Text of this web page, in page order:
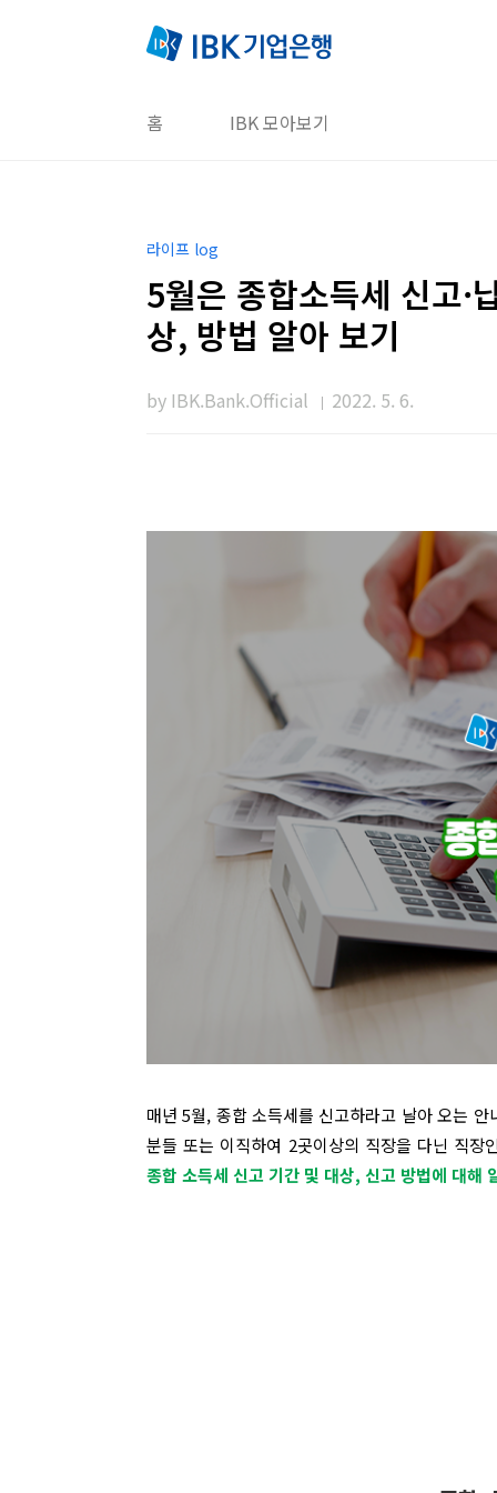
홈 IBK 모아보기
라이프 log
5월은 종합소득세 신고·
상, 방법 알아 보기
by IBK.Bank.Official 2022. 5. 6.
매년 5월, 종합 소득세를 신고하라고 날아 오는
분들 또는 이직하여 2곳이상의 직장을 다닌 직
종합 소득세 신고 기간 및 대상, 신고 방법에 대해